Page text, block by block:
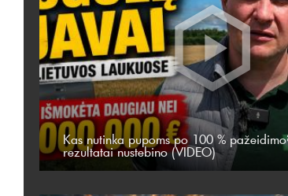
Kas nutinka pupoms po 100 %
rezultatai nustebino (VIDEO)